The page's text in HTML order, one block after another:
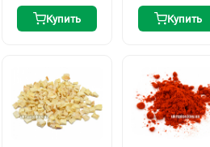
Купить Купить